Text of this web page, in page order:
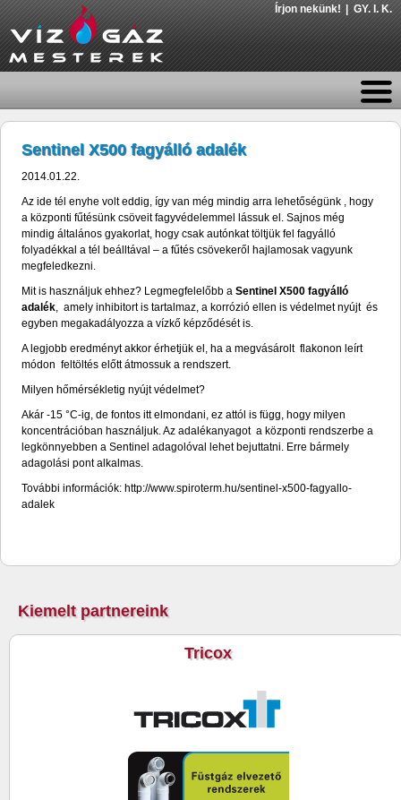
Írjon nekünk! GY. I. K.
Sentinel X500 fagyálló adalék
2014.01.22.
Az ide tél enyhe volt eddig, így van még mindig arra lehetőségünk , hogy
a központi fűtésünk csöveit fagyvédelemmel lássuk el. Sajnos még
mindig általános gyakorlat, hogy csak autónkat töltjük fel fagyálló
folyadékkal a tél beálltával – a fűtés csövekeről hajlamosak vagyunk
megfeledkezni.
Mit is használjuk ehhez? Legmegfelelőbb a Sentinel X500 fagyálló
adalék, amely inhibitort is tartalmaz, a korrózió ellen is védelmet nyújt és
egyben megakadályozza a vízkő képződését is.
A legjobb eredményt akkor érhetjük el, ha a megvásárolt flakonon leírt
módon feltöltés előtt átmossuk a rendszert.
Milyen hőmérsékletig nyújt védelmet?
Akár -15 °C-ig, de fontos itt elmondani, ez attól is függ, hogy milyen
koncentrációban használjuk. Az adalékanyagot a központi rendszerbe a
legkönnyebben a Sentinel adagolóval lehet bejuttatni. Erre bármely
adagolási pont alkalmas.
További információk: http://www.spiroterm.hu/sentinel-x500-fagyallo-
adalek
Kiemelt partnereink
Tricox